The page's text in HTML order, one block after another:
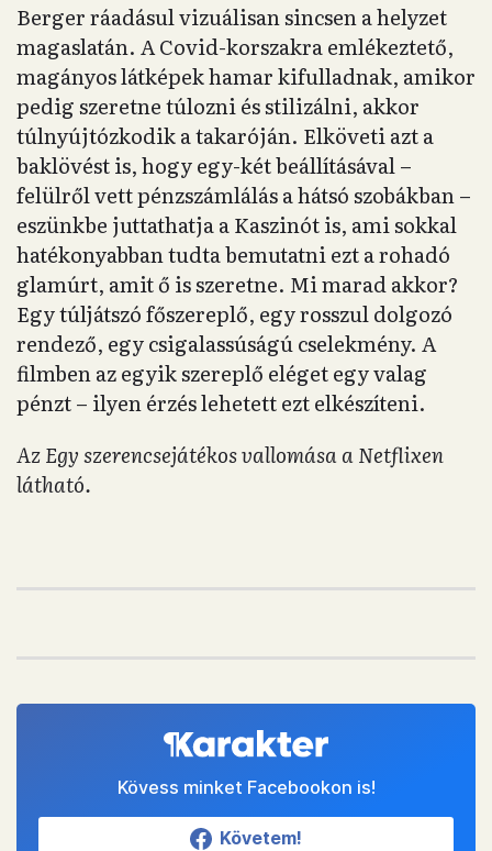
Berger ráadásul vizuálisan sincsen a helyzet
magaslatán. A Covid-korszakra emlékeztető,
magányos látképek hamar kifulladnak, amikor
pedig szeretne túlozni és stilizálni, akkor
túlnyújtózkodik a takaróján. Elköveti azt a
baklövést is, hogy egy-két beállításával –
felülről vett pénzszámlálás a hátsó szobákban –
eszünkbe juttathatja a Kaszinót is, ami sokkal
hatékonyabban tudta bemutatni ezt a rohadó
glamúrt, amit ő is szeretne. Mi marad akkor?
Egy túljátszó főszereplő, egy rosszul dolgozó
rendező, egy csigalassúságú cselekmény. A
filmben az egyik szereplő eléget egy valag
pénzt – ilyen érzés lehetett ezt elkészíteni.
Az Egy szerencsejátékos vallomása a Netflixen
látható.
Kövess minket Facebookon is!
Követem!